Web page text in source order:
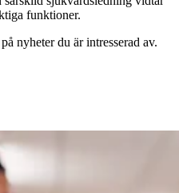
funktioner.
nyheter du är intresserad av.